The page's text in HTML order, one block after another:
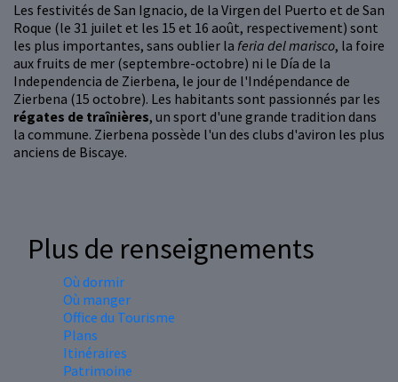
Les festivités de San Ignacio, de la Virgen del Puerto et de San
Roque (le 31 juilet et les 15 et 16 août, respectivement) sont
les plus importantes, sans oublier la feria del marisco, la foire
aux fruits de mer (septembre-octobre) ni le Día de la
Independencia de Zierbena, le jour de l'Indépendance de
Zierbena (15 octobre). Les habitants sont passionnés par les
régates de traînières, un sport d'une grande tradition dans
la commune. Zierbena possède l'un des clubs d'aviron les plus
anciens de Biscaye.
Plus de renseignements
Où dormir
Où manger
Office du Tourisme
Plans
Itinéraires
Patrimoine